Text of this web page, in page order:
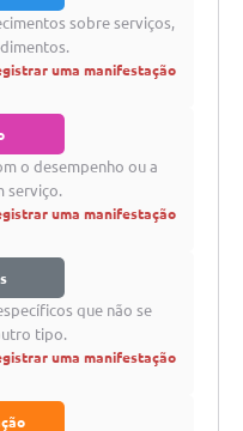
sobre serviços,
uma manifestação
o desempenho ou a
serviço.
uma manifestação
que não se
tipo.
uma manifestação